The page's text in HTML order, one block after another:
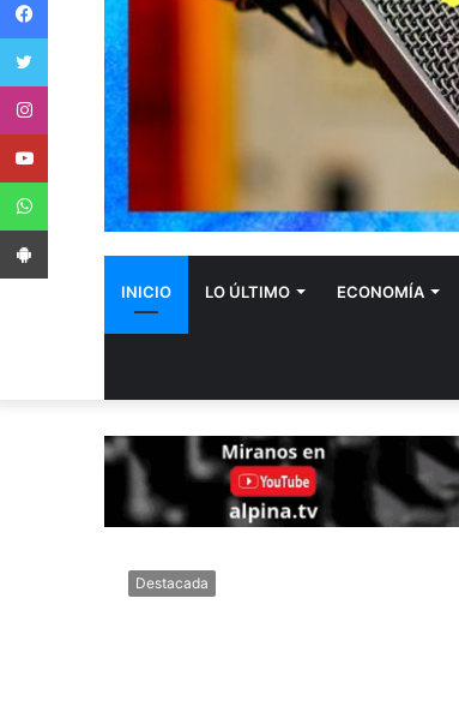
INICIO LO ÚLTIMO ECONOMÍA
Destacada
Instagram
App Android